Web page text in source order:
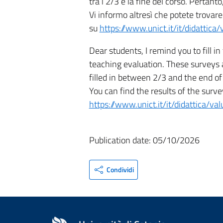
Vi informo altresì che potete
su https://www.unict.it/it/
Dear students, I remind you to fill
teaching evaluation. These
filled in between 2/3 and the end
You can find the results of the
https://www.unict.it/it/didattica/
Publication date: 05/10/2026
Condividi